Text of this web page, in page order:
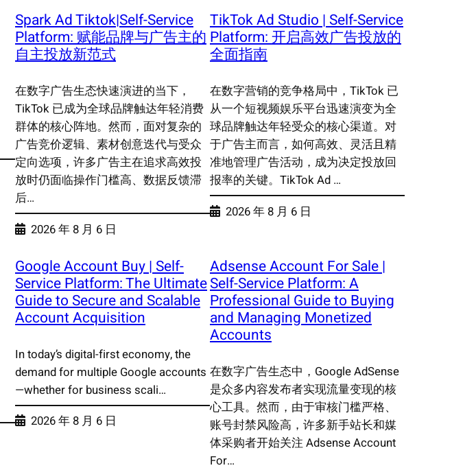
Spark Ad Tiktok|Self-Service
Platform: 赋能品牌与广告主的
自主投放新范式
在数字广告生态快速演进的当下，
TikTok 已成为全球品牌触达年轻消费
群体的核心阵地。然而，面对复杂的
广告竞价逻辑、素材创意迭代与受众
定向选项，许多广告主在追求高效投
放时仍面临操作门槛高、数据反馈滞
后…
2026 年 8 月 6 日
TikTok Ad Studio | Self-Service
Platform: 开启高效广告投放的
全面指南
在数字营销的竞争格局中，TikTok 已
从一个短视频娱乐平台迅速演变为全
球品牌触达年轻受众的核心渠道。对
于广告主而言，如何高效、灵活且精
准地管理广告活动，成为决定投放回
报率的关键。TikTok Ad …
2026 年 8 月 6 日
Google Account Buy | Self-
Service Platform: The Ultimate
Guide to Secure and Scalable
Account Acquisition
In today’s digital-first economy, the
demand for multiple Google accounts
—whether for business scali…
2026 年 8 月 6 日
Adsense Account For Sale |
Self-Service Platform: A
Professional Guide to Buying
and Managing Monetized
Accounts
在数字广告生态中，Google AdSense
是众多内容发布者实现流量变现的核
心工具。然而，由于审核门槛严格、
账号封禁风险高，许多新手站长和媒
体采购者开始关注 Adsense Account
For…